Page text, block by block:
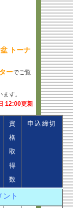
トーナ
ーでご覧
います。
12:00更新
資
格
取
得
数
申込締切
ト